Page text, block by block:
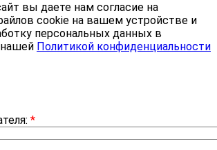
вы даете нам согласие на
cookie на вашем устройстве и
персональных данных в
Политикой конфиденциальности
*